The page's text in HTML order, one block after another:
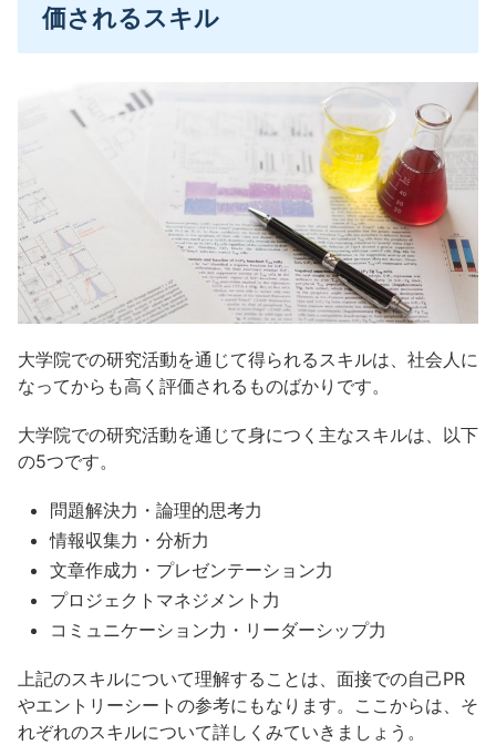
価されるスキル
大学院での研究活動を通じて得られるスキルは、社会人に
なってからも高く評価されるものばかりです。
大学院での研究活動を通じて身につく主なスキルは、以下
の5つです。
問題解決力・論理的思考力
情報収集力・分析力
文章作成力・プレゼンテーション力
プロジェクトマネジメント力
コミュニケーション力・リーダーシップ力
上記のスキルについて理解することは、面接での自己PR
やエントリーシートの参考にもなります。ここからは、そ
れぞれのスキルについて詳しくみていきましょう。